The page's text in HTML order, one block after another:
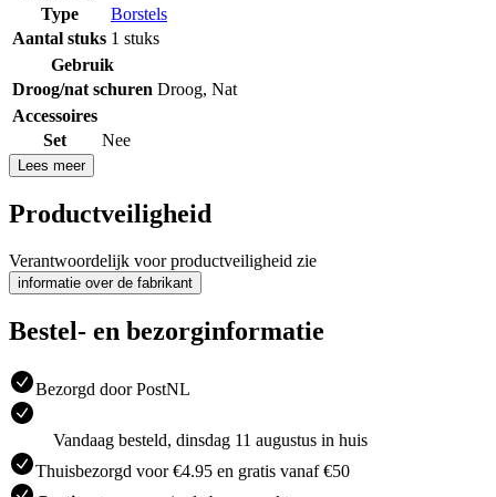
Type
Borstels
Aantal stuks 1 stuks
Gebruik
Droog/nat schuren Droog, Nat
Accessoires
Set
Nee
Lees meer
Productveiligheid
Verantwoordelijk voor productveiligheid zie
informatie over de fabrikant
Bestel- en bezorginformatie
Bezorgd door PostNL
Vandaag besteld, dinsdag 11 augustus in huis
Thuisbezorgd voor €4.95 en gratis vanaf €50